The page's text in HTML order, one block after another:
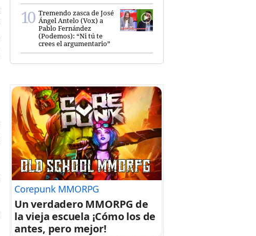
Tremendo zasca de José
Ángel Antelo (Vox) a
Pablo Fernández
(Podemos): “Ni tú te
crees el argumentario”
Corepunk MMORPG
Un verdadero MMORPG de
la vieja escuela ¡Cómo los de
antes, pero mejor!